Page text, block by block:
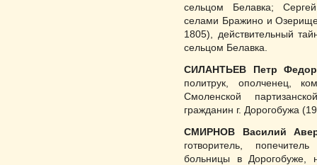
сельцом Белавка;
селами Бражино и
1805), действительный
сельцом Белавка.
СИЛАНТЬЕВ Петр
политрук, опол­ченец,
Смолен­ской
гражданин г. Дорогобужа
СМИРНОВ Василий
готвори­тель,
больницы в Дорогобуже,